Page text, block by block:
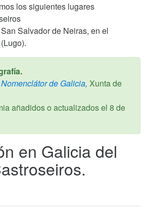
los siguientes lugares
Salvador de Neiras, en el
Nomenclátor de Galicia, Xunta de
añadidos o actualizados el 8 de
en Galicia del